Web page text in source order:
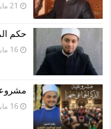
21 مايو، 2026
حكم
16 مايو، 2026
16 مايو، 2026